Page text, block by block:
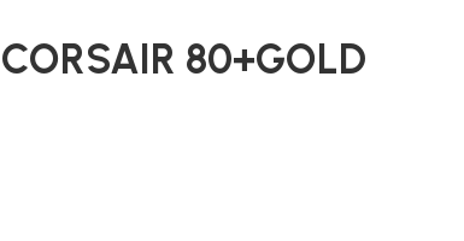
80+GOLD